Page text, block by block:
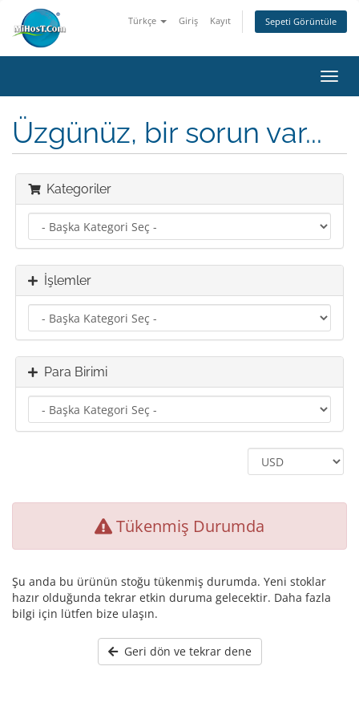
Türkçe Giriş Kayıt Sepeti Görüntüle
Üzgünüz, bir sorun var...
Kategoriler
İşlemler
Para Birimi
Tükenmiş Durumda
Şu anda bu ürünün stoğu tükenmiş durumda. Yeni stoklar
hazır olduğunda tekrar etkin duruma gelecektir. Daha fazla
bilgi için lütfen bize ulaşın.
Geri dön ve tekrar dene